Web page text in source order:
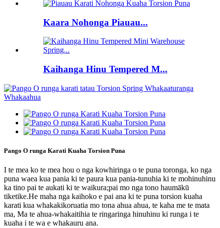
Kaara Nohonga Piauau...
Kaihanga Hinu Tempered M...
Pango O runga Karati Kuaha Torsion Puna
I te mea ko te mea hou o nga kowhiringa o te puna toronga, ko nga
puna waea kua pania ki te paura kua pania-tunuhia ki te mohinuhinu
ka tino pai te aukati ki te waikura;pai mo nga tono haumākū
tiketike.He maha nga kaihoko e pai ana ki te puna torsion kuaha
karati kua whakakikoruatia mo tona ahua ahua, te kaha me te mata
ma, Ma te ahua-whakaitihia te ringaringa hinuhinu ki runga i te
kuaha i te wa e whakauru ana.